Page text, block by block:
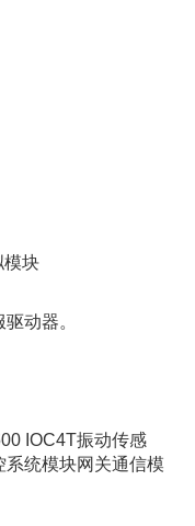
模块
动器。
IOC4T振动传感
统模块网关通信模